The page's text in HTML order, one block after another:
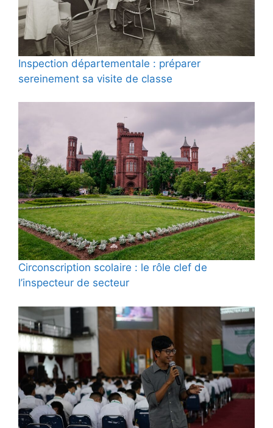
Inspection départementale : préparer
sereinement sa visite de classe
Circonscription scolaire : le rôle clef de
l’inspecteur de secteur